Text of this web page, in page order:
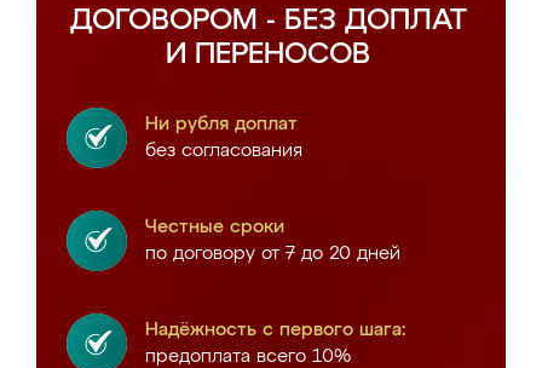
ДОГОВОРОМ - БЕЗ ДОПЛАТ
И ПЕРЕНОСОВ
Ни рубля доплат
без согласования
Честные сроки
по договору от 7 до 20 дней
Надёжность с первого шага:
предоплата всего 10%